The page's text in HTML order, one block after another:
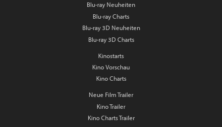
Blu-ray Neuheiten
Blu-ray Charts
Blu-ray 3D Neuheiten
Blu-ray 3D Charts
Kinostarts
Kino Vorschau
Kino Charts
Neue Film Trailer
Kino Trailer
Kino Charts Trailer